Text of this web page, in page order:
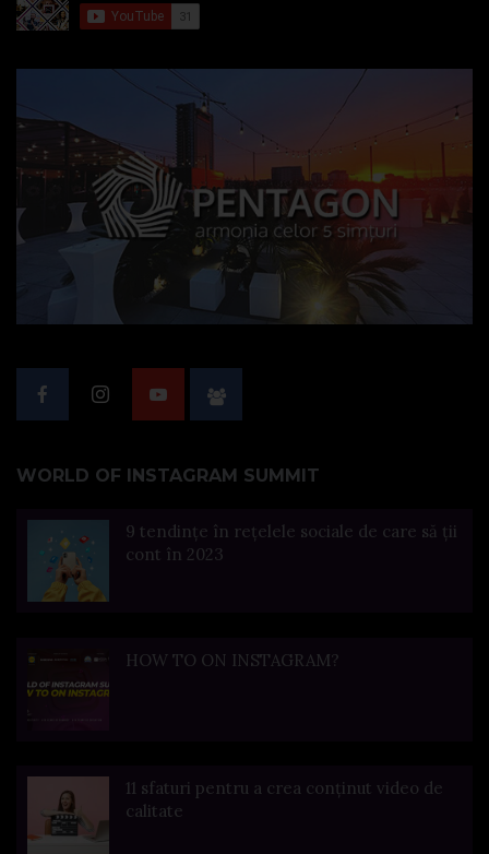
WORLD OF INSTAGRAM SUMMIT
9 tendințe în rețelele sociale de care să ții
cont în 2023
HOW TO ON INSTAGRAM?
11 sfaturi pentru a crea conținut video de
calitate